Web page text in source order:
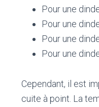
Pour une
Pour une
Pour une
Pour une
Cependant, il est
cuite à point. La